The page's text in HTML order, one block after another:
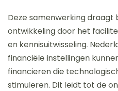
Deze samenwerking draagt
ontwikkeling door het
en kennisuitwisseling.
financiële instellingen
financieren die
stimuleren. Dit leidt tot de